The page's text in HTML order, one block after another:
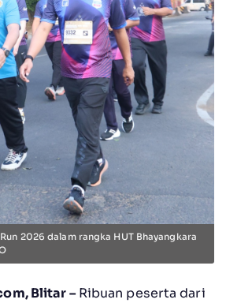
2026 dalam rangka HUT Bhayangkara
Blitar –Ribuan peserta dari